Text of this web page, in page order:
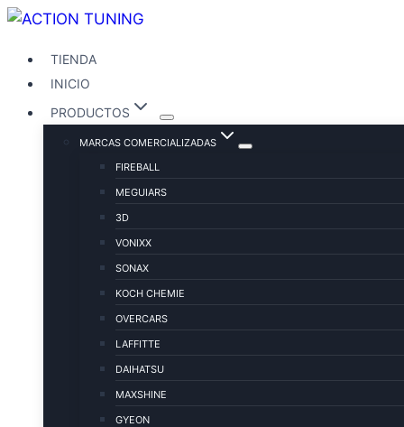
TIENDA
INICIO
PRODUCTOS
MARCAS COMERCIALIZADAS
FIREBALL
MEGUIARS
3D
VONIXX
SONAX
KOCH CHEMIE
OVERCARS
LAFFITTE
DAIHATSU
MAXSHINE
GYEON